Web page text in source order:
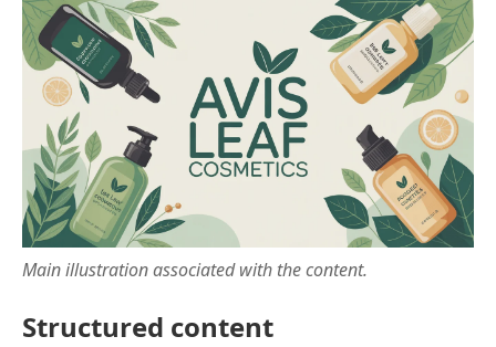
Main illustration associated with the content.
Structured content